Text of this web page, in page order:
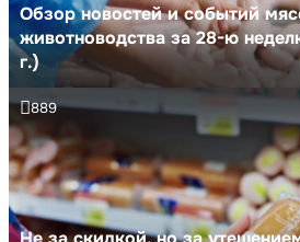
Обзор новостей и событий
животноводства за 28-ю
г.)
889